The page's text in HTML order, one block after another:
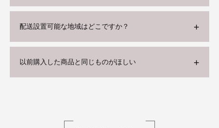
配送設置可能な地域はどこですか？
以前購入した商品と同じものがほしい